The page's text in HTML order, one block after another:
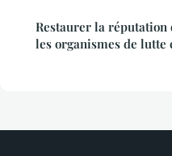
Restaurer la
les organismes de